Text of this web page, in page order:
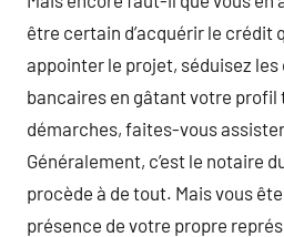
être certain d’acquérir le crédit
appointer le projet, séduisez
bancaires en gâtant votre profil
démarches, faites-vous assister
Généralement, c’est le notaire
procède à de tout. Mais vous
présence de votre propre